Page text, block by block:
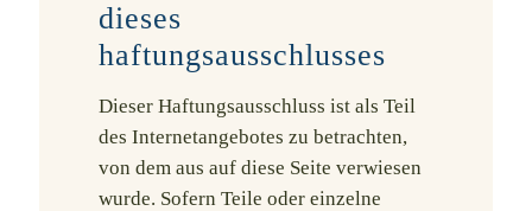
dieses
haftungsausschlusses
Dieser Haftungsausschluss ist als Teil
des Internetangebotes zu betrachten,
von dem aus auf diese Seite verwiesen
wurde. Sofern Teile oder einzelne